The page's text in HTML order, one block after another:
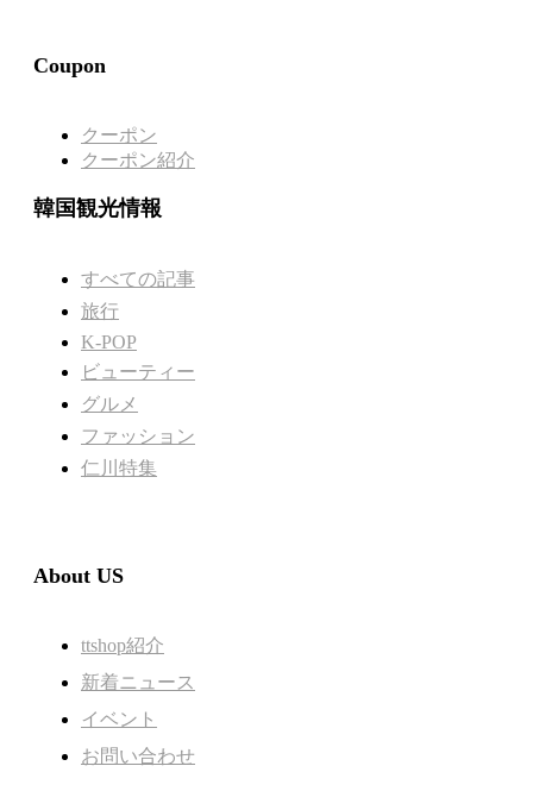
Coupon
クーポン
クーポン紹介
韓国観光情報
すべての記事
旅行
K-POP
ビューティー
グルメ
ファッション
仁川特集
About US
ttshop紹介
新着ニュース
イベント
お問い合わせ